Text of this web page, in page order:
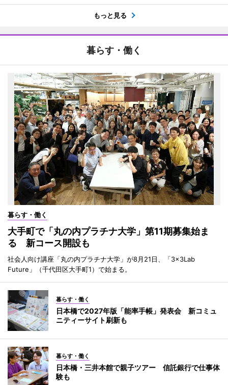
もっと見る
暮らす・働く
暮らす・働く
大手町で「丸の内プラチナ大学」第11期募集始ま
る 新コース開設も
社会人向け講座「丸の内プラチナ大学」が8月21日、「3×3Lab
Future」（千代田区大手町1）で始まる。
暮らす・働く
日本橋で2027年版「能率手帳」発表会 新コミュ
ニティーサイト刷新も
暮らす・働く
日本橋・三井本館で親子ツアー 信託銀行で仕事体
験も